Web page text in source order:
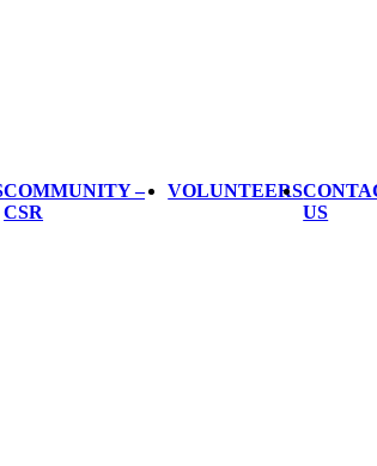
COMMUNITY –
CSR
VOLUNTEERS
US